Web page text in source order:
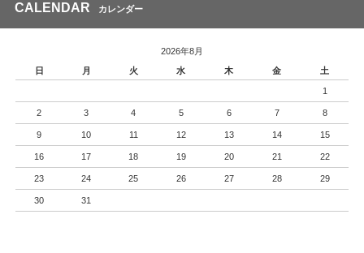
CALENDAR カレンダー
2026年8月
日
月 火 水 木 金 土
1
2 3 4 5 6 7 8
9 10 11 12 13 14 15
16 17 18 19 20 21 22
23 24 25 26 27 28 29
30 31